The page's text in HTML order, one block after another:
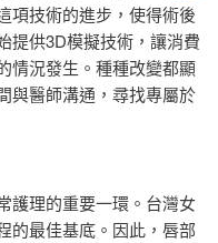
項技術的進步，使得術後
提供3D模擬技術，讓消費
情況發生。種種改變都顯
與醫師溝通，尋找專屬於
護理的重要一環。台灣女
的最佳基底。因此，唇部